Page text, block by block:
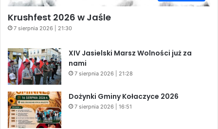
Krushfest 2026 w Jaśle
7 sierpnia 2026 | 21:30
XIV Jasielski Marsz Wolności już za
nami
7 sierpnia 2026 | 21:28
Dożynki Gminy Kołaczyce 2026
7 sierpnia 2026 | 16:51